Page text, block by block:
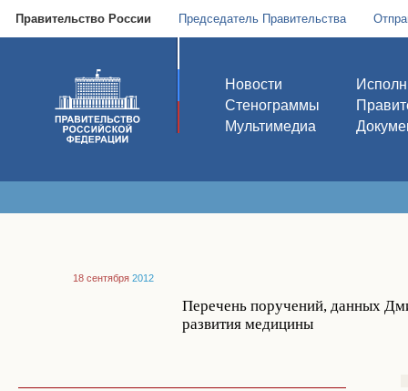
Правительство России Председатель Правительства
Новости
Стенограммы
Мультимедиа
18 сентября 2012
Перечень поручений, данных
развития медицины